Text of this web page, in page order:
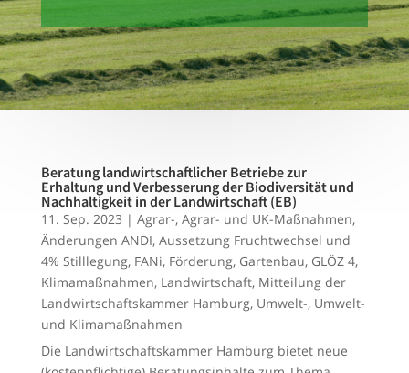
Beratung landwirtschaftlicher Betriebe zur
Erhaltung und Verbesserung der Biodiversität und
Nachhaltigkeit in der Landwirtschaft (EB)
11. Sep. 2023 | Agrar-, Agrar- und UK-Maßnahmen,
Änderungen ANDI, Aussetzung Fruchtwechsel und
4% Stilllegung, FANi, Förderung, Gartenbau, GLÖZ 4,
Klimamaßnahmen, Landwirtschaft, Mitteilung der
Landwirtschaftskammer Hamburg, Umwelt-, Umwelt-
und Klimamaßnahmen
Die Landwirtschaftskammer Hamburg bietet neue